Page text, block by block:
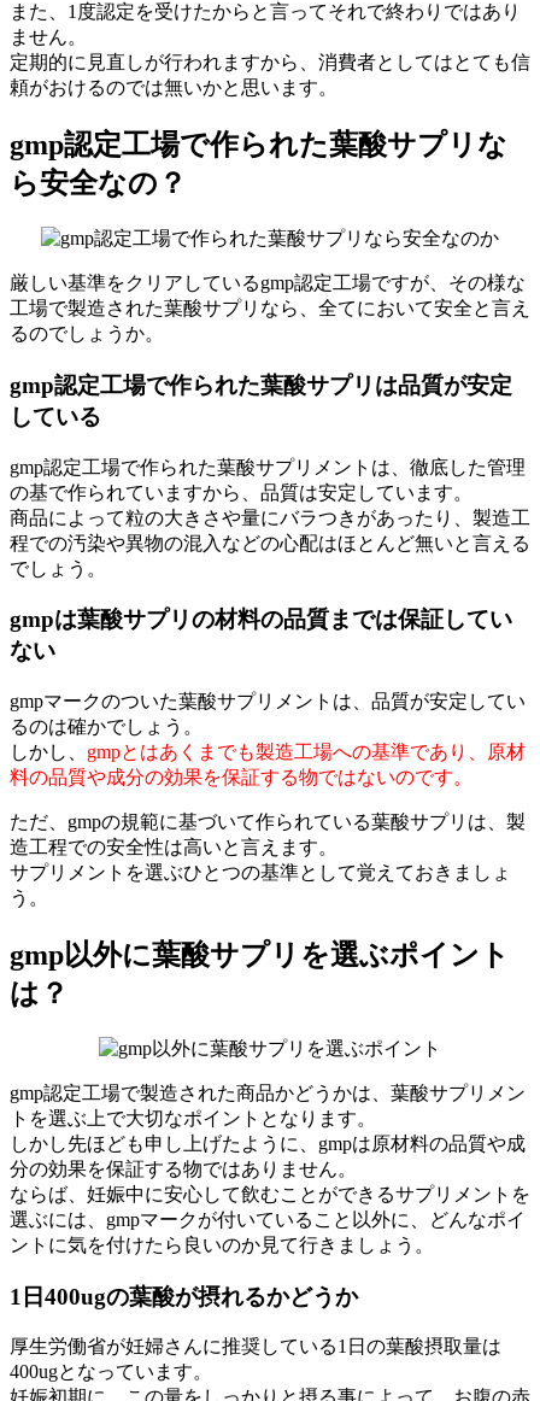
また、1度認定を受けたからと言ってそれで終わりではあり
ません。
定期的に見直しが行われますから、消費者としてはとても信
頼がおけるのでは無いかと思います。
gmp認定工場で作られた葉酸サプリな
ら安全なの？
厳しい基準をクリアしているgmp認定工場ですが、その様な
工場で製造された葉酸サプリなら、全てにおいて安全と言え
るのでしょうか。
gmp認定工場で作られた葉酸サプリは品質が安定
している
gmp認定工場で作られた葉酸サプリメントは、徹底した管理
の基で作られていますから、品質は安定しています。
商品によって粒の大きさや量にバラつきがあったり、製造工
程での汚染や異物の混入などの心配はほとんど無いと言える
でしょう。
gmpは葉酸サプリの材料の品質までは保証してい
ない
gmpマークのついた葉酸サプリメントは、品質が安定してい
るのは確かでしょう。
しかし、 gmpとはあくまでも製造工場への基準であり、原材
料の品質や成分の効果を保証する物ではないのです。
ただ、gmpの規範に基づいて作られている葉酸サプリは、製
造工程での安全性は高いと言えます。
サプリメントを選ぶひとつの基準として覚えておきましょ
う。
gmp以外に葉酸サプリを選ぶポイント
は？
gmp認定工場で製造された商品かどうかは、葉酸サプリメン
トを選ぶ上で大切なポイントとなります。
しかし先ほども申し上げたように、gmpは原材料の品質や成
分の効果を保証する物ではありません。
ならば、妊娠中に安心して飲むことができるサプリメントを
選ぶには、gmpマークが付いていること以外に、どんなポイ
ントに気を付けたら良いのか見て行きましょう。
1日400ugの葉酸が摂れるかどうか
厚生労働省が妊婦さんに推奨している1日の葉酸摂取量は
400ugとなっています。